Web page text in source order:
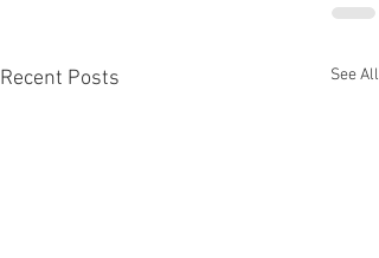
Recent Posts See All